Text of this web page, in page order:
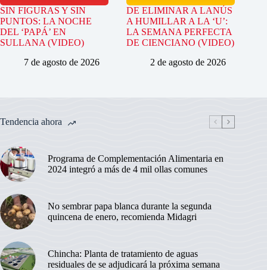
SIN FIGURAS Y SIN
PUNTOS: LA NOCHE
DEL ‘PAPÁ’ EN
SULLANA (VIDEO)
7 de agosto de 2026
DE ELIMINAR A LANÚS
A HUMILLAR A LA ‘U’:
LA SEMANA PERFECTA
DE CIENCIANO (VIDEO)
2 de agosto de 2026
Tendencia ahora
Programa de Complementación Alimentaria en
2024 integró a más de 4 mil ollas comunes
No sembrar papa blanca durante la segunda
quincena de enero, recomienda Midagri
Chincha: Planta de tratamiento de aguas
residuales de se adjudicará la próxima semana